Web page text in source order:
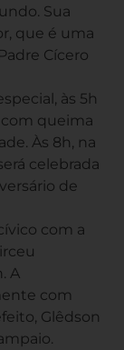
Sua
que é uma
Cícero
às 5h
com queima
Às 8h, na
celebrada
de
com a
A
com
Glêdson